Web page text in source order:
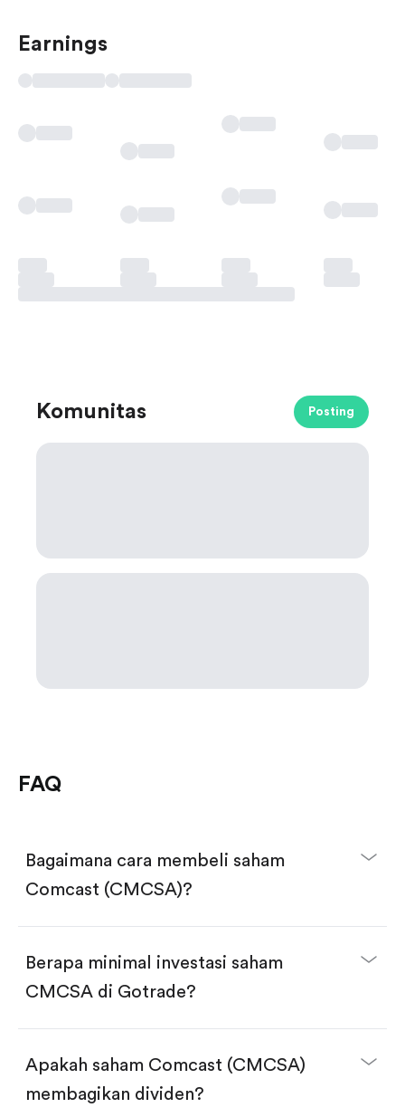
Earnings
Komunitas Posting
FAQ
Bagaimana cara membeli saham
Comcast (CMCSA)?
Buka akun dan selesaikan KYC.
Lakukan deposit.
Cari kode "CMCSA", lalu klik "Trade".
Klik tombol "Buy".
Berapa minimal investasi saham
CMCSA di Gotrade?
Apakah saham Comcast (CMCSA)
membagikan dividen?